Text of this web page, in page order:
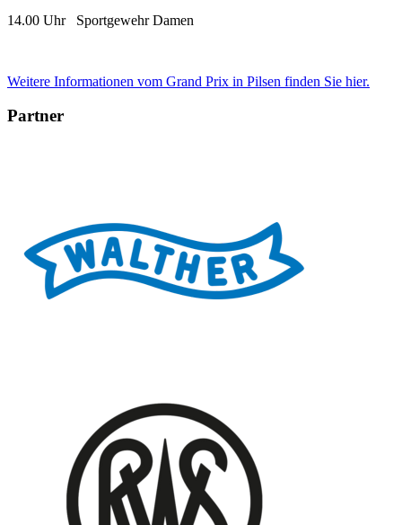
14.00 Uhr Sportgewehr Damen
Weitere Informationen vom Grand Prix in Pilsen finden Sie hier.
Partner